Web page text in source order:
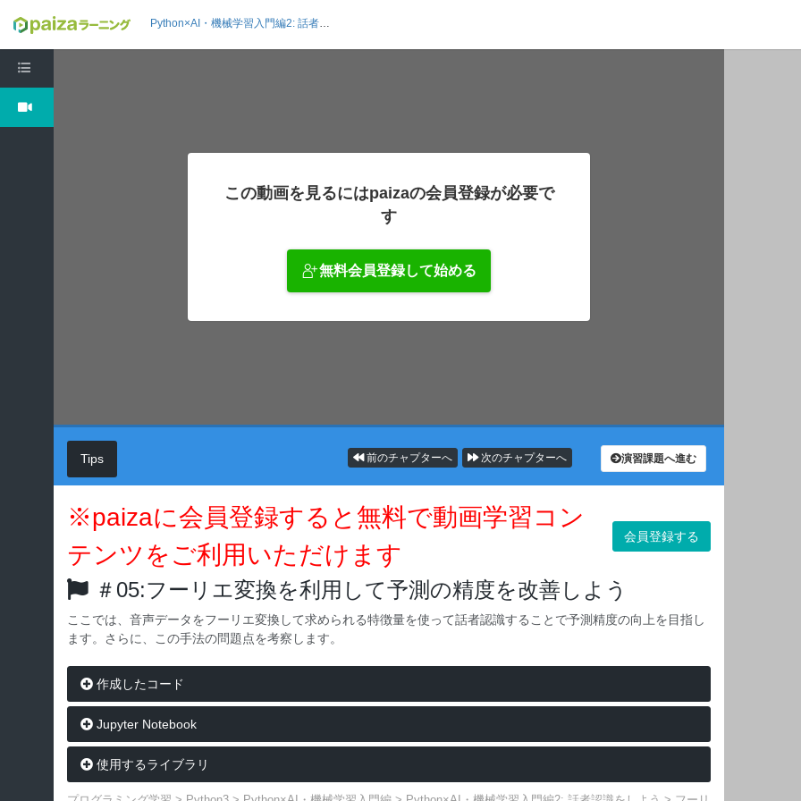
Python×AI・機械学習入門編2: 話者認識をしよう
この動画を見るにはpaizaの会員登録が必要で
す
無料会員登録して始める
Tips 演習課題へ進む
次のチャプターへ
前のチャプターへ
※paizaに会員登録すると無料で動画学習コン
テンツをご利用いただけます
会員登録する
＃05:フーリエ変換を利用して予測の精度を改善しよう
ここでは、音声データをフーリエ変換して求められる特徴量を使って話者認識することで予測精度の向上を目指し
ます。さらに、この手法の問題点を考察します。
作成したコード
Jupyter Notebook
使用するライブラリ